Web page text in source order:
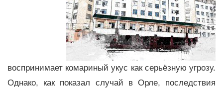
воспринимает комариный укус как серьёзную угрозу.
Однако, как показал случай в Орле, последствия